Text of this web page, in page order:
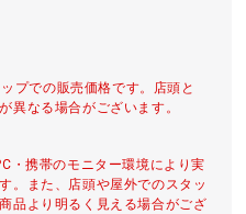
プでの販売価格です。店頭と
異なる場合がございます。
・携帯のモニター環境により実
。また、店頭や屋外でのスタッ
品より明るく見える場合がござ